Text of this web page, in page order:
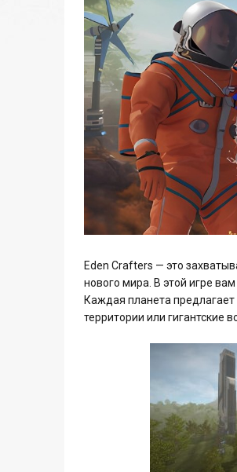
Eden Crafters — это
нового мира. В этой игре
Каждая планета
территории или гигантские